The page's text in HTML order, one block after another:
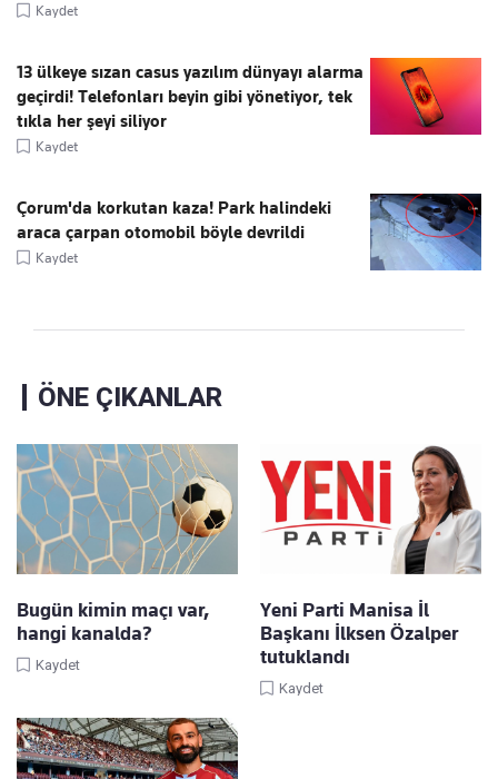
Kaydet
13 ülkeye sızan casus yazılım dünyayı alarma
geçirdi! Telefonları beyin gibi yönetiyor, tek
tıkla her şeyi siliyor
Kaydet
Çorum'da korkutan kaza! Park halindeki
araca çarpan otomobil böyle devrildi
Kaydet
ÖNE ÇIKANLAR
Bugün kimin maçı var,
hangi kanalda?
Kaydet
Yeni Parti Manisa İl
Başkanı İlksen Özalper
tutuklandı
Kaydet